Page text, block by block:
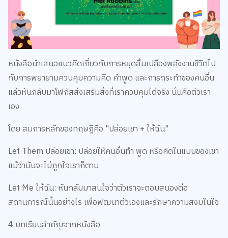
หนังสือนำเสนอแนวคิดเกี่ยวกับการหยุดสิ้นเปลืองพลังงานชีวิตไป
กับการพยายามควบคุมความคิด คำพูด และการกระทำของคนอื่น
แล้วหันกลับมาโฟกัสส่งเสริมสิ่งที่เราควบคุมได้จริง นั่นคือตัวเรา
เอง
โดย สมการหลักของทฤษฎีคือ "ปล่อยเขา + ให้ฉัน"
Let Them ปล่อยเขา: ปล่อยให้คนอื่นทำ พูด หรือคิดในแบบของเขา
แม้ว่ามันจะไม่ถูกใจเราก็ตาม
Let Me ให้ฉัน: หันกลับมาสนใจว่าตัวเราจะตอบสนองต่อ
สถานการณ์นั้นอย่างไร เพื่อพัฒนาตัวเองและรักษาความสงบในใจ
4 บทเรียนสำคัญจากหนังสือ